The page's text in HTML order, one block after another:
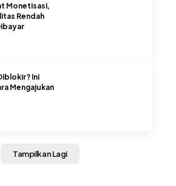
Monetisasi,
Rendah
Ini
Mengajukan
Tampilkan Lagi